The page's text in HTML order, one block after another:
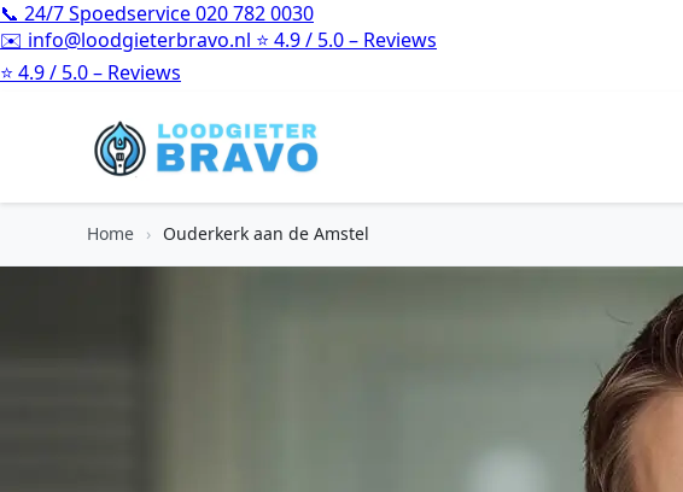
📞 24/7 Spoedservice020 782 0030
✉️ info@loodgieterbravo.nl ⭐ 4.9 / 5.0 – Reviews
⭐ 4.9 / 5.0 – Reviews
Home › Ouderkerk aan de Amstel